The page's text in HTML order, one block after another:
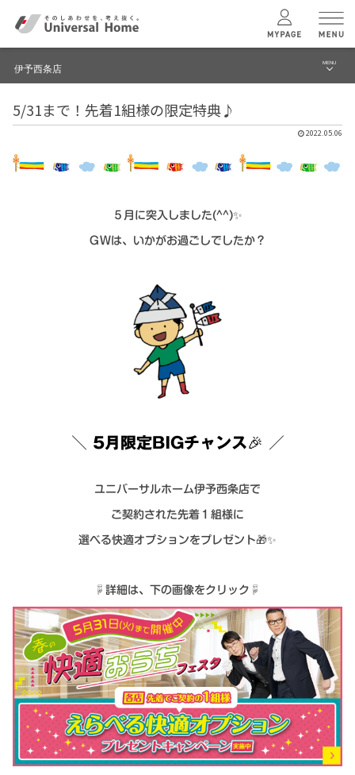
ユニバーサル ホームの特長
コンセプトプラン
検索・見学予約
家づくりの知識
お問い合わせ
伊予西条店 MENU
ブログ
5/31まで！先着1組様の限定特典♪
2022.05.06
５月に突入しました(^^)✨
ＧＷは、いかがお過ごしでしたか？
＼ 5月限定BIGチャンス🎉 ／
ユニバーサルホーム伊予西条店で
ご契約された先着１組様に
選べる快適オプションをプレゼント🎁✨
☟詳細は、下の画像をクリック☟